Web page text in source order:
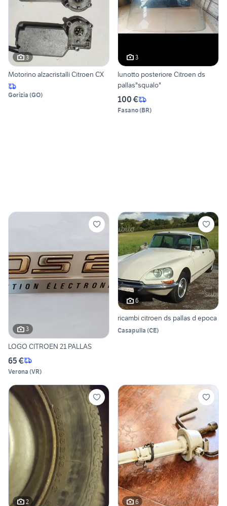
3
Motorino alzacristalli Citroen CX
Gorizia (GO)
3
lunotto posteriore Citroen ds
pallas"squalo"
100 €
Fasano(BR)
3
LOGO CITROEN 21 PALLAS
65 €
Verona (VR)
6
ricambi citroen ds pallas d epoca
Casapulla (CE)
2 6